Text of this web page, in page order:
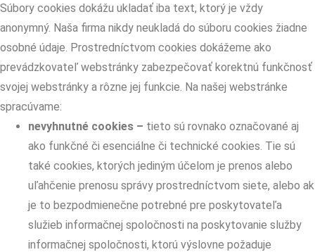
Súbory cookies dokážu ukladať iba text, ktorý je vždy
anonymný. Naša firma nikdy neukladá do súboru cookies žiadne
osobné údaje. Prostredníctvom cookies dokážeme ako
prevádzkovateľ webstránky zabezpečovať korektnú funkčnosť
svojej webstránky a rôzne jej funkcie. Na našej webstránke
spracúvame:
nevyhnutné cookies – tieto sú rovnako označované aj
ako funkčné či esenciálne či technické cookies. Tie sú
také cookies, ktorých jediným účelom je prenos alebo
uľahčenie prenosu správy prostredníctvom siete, alebo ak
je to bezpodmienečne potrebné pre poskytovateľa
služieb informačnej spoločnosti na poskytovanie služby
informačnej spoločnosti, ktorú výslovne požaduje